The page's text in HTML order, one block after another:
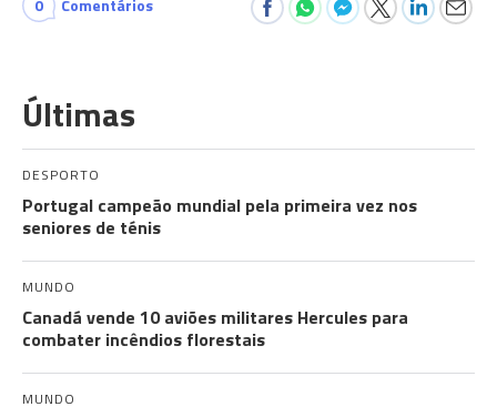
0 Comentários
Últimas
DESPORTO
Portugal campeão mundial pela primeira vez nos
seniores de ténis
MUNDO
Canadá vende 10 aviões militares Hercules para
combater incêndios florestais
MUNDO